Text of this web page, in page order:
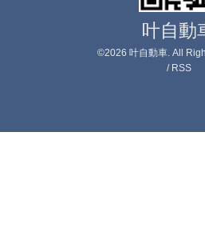
叶自動
©2026 叶自動車. All
/ RSS